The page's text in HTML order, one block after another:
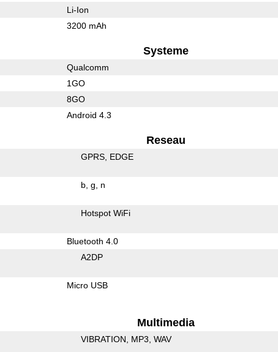
Li-Ion
3200 mAh
Systeme
Qualcomm
1GO
8GO
Android 4.3
Reseau
GPRS EDGE
b g n
Hotspot WiFi
Bluetooth 4.0
A2DP
Micro USB
Multimedia
VIBRATION MP3 WAV